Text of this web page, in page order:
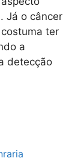
Já o câncer
ter
a
detecção